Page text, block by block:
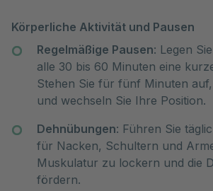
Körperliche Aktivität und Pausen
Regelmäßige Pausen: Legen
alle 30 bis 60 Minuten eine
Stehen Sie für fünf Minuten
und wechseln Sie Ihre Position.
Dehnübungen: Führen Sie
für Nacken, Schultern und
Muskulatur zu lockern und die
fördern.